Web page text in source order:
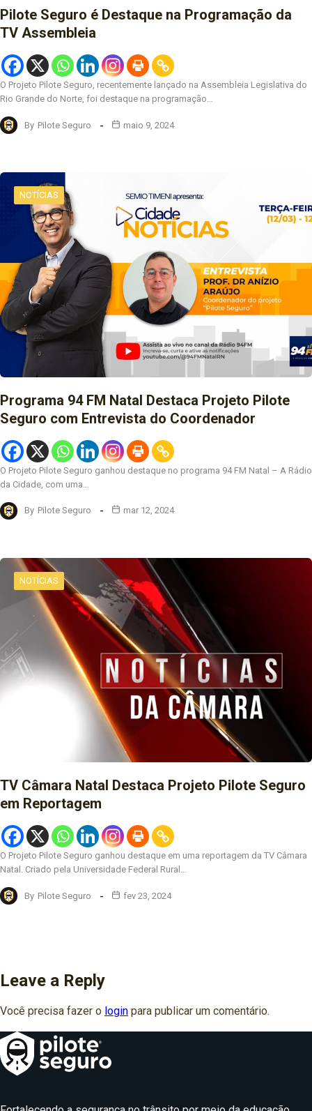
Pilote Seguro é Destaque na Programação da
TV Assembleia
O Projeto Pilote Seguro, recentemente lançado na Assembleia Legislativa do
Rio Grande do Norte, foi destaque na programação…
By Pilote Seguro maio 9, 2024
NOTÍCIAS
Programa 94 FM Natal Destaca Projeto Pilote
Seguro com Entrevista do Coordenador
O Projeto Pilote Seguro ganhou destaque no programa 94 FM Natal – A Rádio
da Cidade, com uma…
By Pilote Seguro mar 12, 2024
NOTÍCIAS
TV Câmara Natal Destaca Projeto Pilote Seguro
em Reportagem
O Projeto Pilote Seguro ganhou destaque em uma reportagem da TV Câmara
Natal. Criado pela Universidade Federal Rural…
By Pilote Seguro fev 23, 2024
Leave a Reply
Você precisa fazer o login para publicar um comentário.